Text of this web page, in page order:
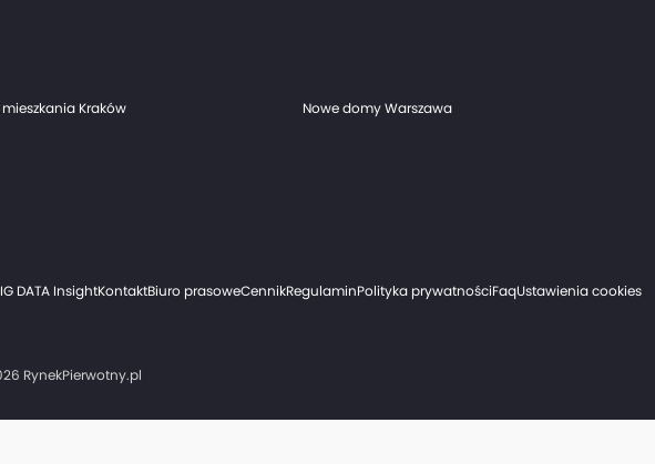
mieszkania Kraków
Nowe domy Warszawa
DATA InsightKontaktBiuro prasoweCennikRegulaminPolityka prywatnościFaqUstawienia cookies
RynekPierwotny.pl